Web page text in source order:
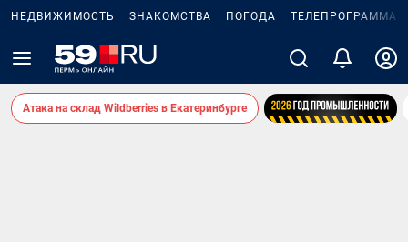
НЕДВИЖИМОСТЬ ЗНАКОМСТВА ПОГОДА ТЕЛЕПРОГРАММА
Атака на склад Wildberries в Екатеринбурге